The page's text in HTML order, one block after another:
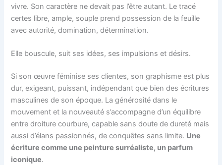
vivre. Son caractère ne devait pas l’être autant. Le tracé
certes libre, ample, souple prend possession de la feuille
avec autorité, domination, détermination.
Elle bouscule, suit ses idées, ses impulsions et désirs.
Si son œuvre féminise ses clientes, son graphisme est plus
dur, exigeant, puissant, indépendant que bien des écritures
masculines de son époque. La générosité dans le
mouvement et la nouveauté s’accompagne d’un équilibre
entre droiture courbure, capable sans doute de dureté mais
aussi d’élans passionnés, de conquêtes sans limite. Une
écriture comme une peinture surréaliste, un parfum
iconique.